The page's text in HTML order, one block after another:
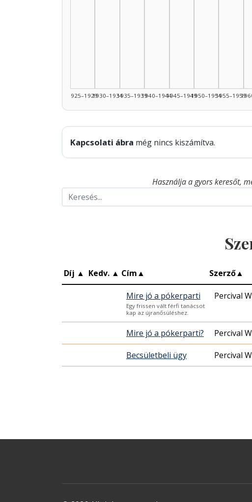
1925–19291930–19341935–19391940–19441945–19491950–19541955–1959
Kapcsolati ábra még nincs kiszámítva.
Használja a gyors keresőt,
Díj ▲ Kedv. ▲ Cím▲ Szerző▲
Mire jó a pókerparti
Egy frissen vált férfi tanácsot
kap az újranősüléshez.
Percival
Mire jó a pókerparti? Percival
Becsületbeli ügy Percival